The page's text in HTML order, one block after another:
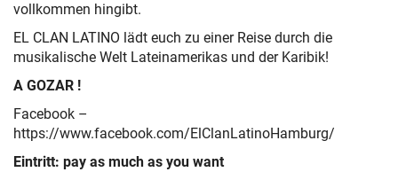
vollkommen hingibt.
EL CLAN LATINO lädt euch zu einer Reise durch die
musikalische Welt Lateinamerikas und der Karibik!
A GOZAR !
Facebook –
https://www.facebook.com/ElClanLatinoHamburg/
Eintritt: pay as much as you want